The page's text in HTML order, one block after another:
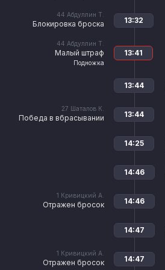
44 Абдуллин Т.
Блокировка броска 13:32
44 Абдуллин Т.
Малый штраф
Подножка
13:41
13:44
27 Шаталов К.
Победа в вбрасывании 13:44
14:25
14:46
1 Кривицкий А.
Отражен бросок 14:46
14:47
1 Кривицкий А.
Отражен бросок 14:47